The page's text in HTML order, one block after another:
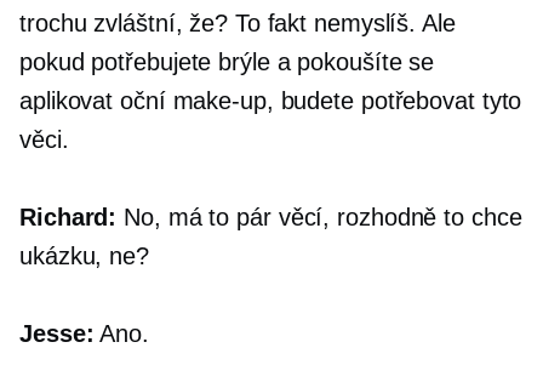
trochu zvláštní, že? To fakt nemyslíš. Ale
pokud potřebujete brýle a pokoušíte se
aplikovat oční make-up, budete potřebovat tyto
věci.
Richard: No, má to pár věcí, rozhodně to chce
ukázku, ne?
Jesse: Ano.